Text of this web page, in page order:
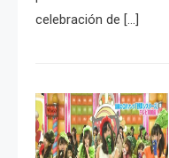
celebración de […]